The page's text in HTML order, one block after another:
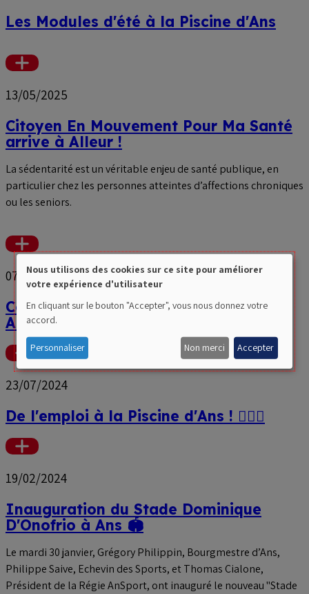
Les Modules d'été à la Piscine d'Ans
Voir
plus
13/05/2025
Citoyen En Mouvement Pour Ma Santé
arrive à Alleur !
La sédentarité est un véritable enjeu de santé publique, en
particulier chez les personnes atteintes d’affections chroniques
ou les seniors.
Voir
plus
07/10/2024
Construction du complexe Padel à
Alleur ! 🎾
Voir
plus
23/07/2024
De l'emploi à la Piscine d'Ans ! 🏊‍♀️💼
Voir
plus
19/02/2024
Inauguration du Stade Dominique
D'Onofrio à Ans 🏟️
Le mardi 30 janvier, Grégory Philippin, Bourgmestre d’Ans,
Philippe Saive, Echevin des Sports, et Thomas Cialone,
Président de la Régie AnSport, ont inauguré le nouveau "Stade
Use
of
personal
data
and
cookies
Nous utilisons des cookies sur ce site pour améliorer
votre expérience d'utilisateur
En cliquant sur le bouton "Accepter", vous nous donnez votre
accord.
Personnaliser Non merci Accepter